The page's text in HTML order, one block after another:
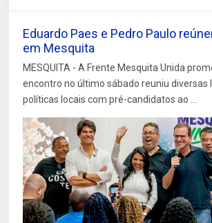
Eduardo Paes e Pedro Paulo
em Mesquita
MESQUITA - A Frente Mesquita Unida
encontro no último sábado reuniu diversas
políticas locais com pré-candidatos ao ...